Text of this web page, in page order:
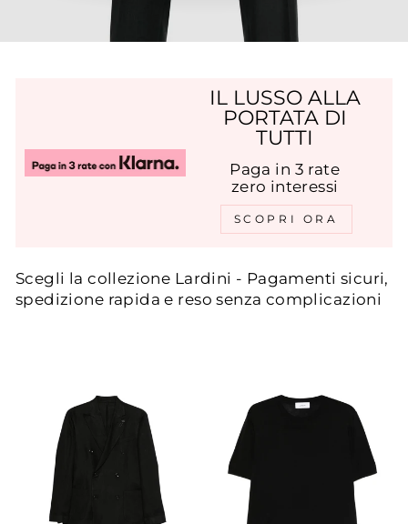
IL LUSSO ALLA
PORTATA DI
TUTTI
Paga in 3 rate
zero interessi
SCOPRI ORA
Scegli la collezione Lardini - Pagamenti sicuri,
spedizione rapida e reso senza complicazioni